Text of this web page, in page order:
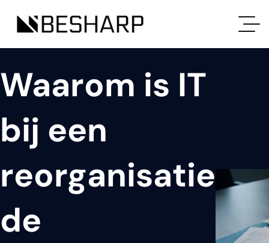
Waarom is IT
bij een
reorganisatie
de